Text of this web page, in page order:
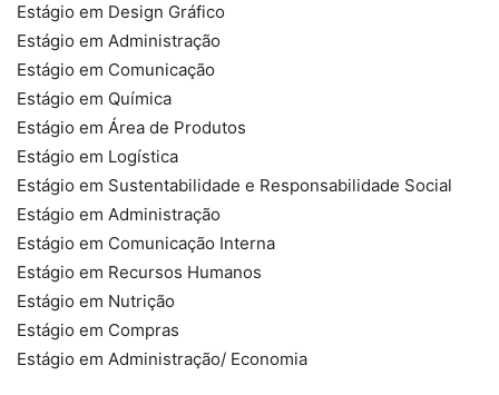
Estágio em Design Gráfico
Estágio em Administração
Estágio em Comunicação
Estágio em Química
Estágio em Área de Produtos
Estágio em Logística
Estágio em Sustentabilidade e Responsabilidade Social
Estágio em Administração
Estágio em Comunicação Interna
Estágio em Recursos Humanos
Estágio em Nutrição
Estágio em Compras
Estágio em Administração/ Economia